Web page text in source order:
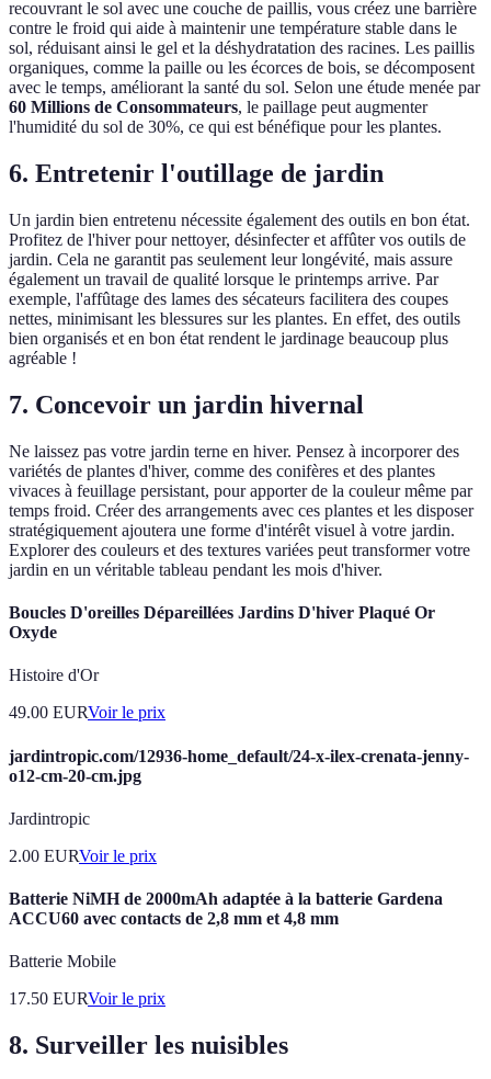
recouvrant le sol avec une couche de paillis, vous créez une barrière
contre le froid qui aide à maintenir une température stable dans le
sol, réduisant ainsi le gel et la déshydratation des racines. Les paillis
organiques, comme la paille ou les écorces de bois, se décomposent
avec le temps, améliorant la santé du sol. Selon une étude menée par
60 Millions de Consommateurs, le paillage peut augmenter
l'humidité du sol de 30%, ce qui est bénéfique pour les plantes.
6. Entretenir l'outillage de jardin
Un jardin bien entretenu nécessite également des outils en bon état.
Profitez de l'hiver pour nettoyer, désinfecter et affûter vos outils de
jardin. Cela ne garantit pas seulement leur longévité, mais assure
également un travail de qualité lorsque le printemps arrive. Par
exemple, l'affûtage des lames des sécateurs facilitera des coupes
nettes, minimisant les blessures sur les plantes. En effet, des outils
bien organisés et en bon état rendent le jardinage beaucoup plus
agréable !
7. Concevoir un jardin hivernal
Ne laissez pas votre jardin terne en hiver. Pensez à incorporer des
variétés de plantes d'hiver, comme des conifères et des plantes
vivaces à feuillage persistant, pour apporter de la couleur même par
temps froid. Créer des arrangements avec ces plantes et les disposer
stratégiquement ajoutera une forme d'intérêt visuel à votre jardin.
Explorer des couleurs et des textures variées peut transformer votre
jardin en un véritable tableau pendant les mois d'hiver.
Boucles D'oreilles Dépareillées Jardins D'hiver Plaqué Or
Oxyde
Histoire d'Or
49.00 EURVoir le prix
jardintropic.com/12936-home_default/24-x-ilex-crenata-jenny-
o12-cm-20-cm.jpg
Jardintropic
2.00 EURVoir le prix
Batterie NiMH de 2000mAh adaptée à la batterie Gardena
ACCU60 avec contacts de 2,8 mm et 4,8 mm
Batterie Mobile
17.50 EURVoir le prix
8. Surveiller les nuisibles